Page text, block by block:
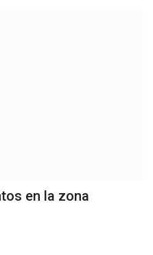
en la zona